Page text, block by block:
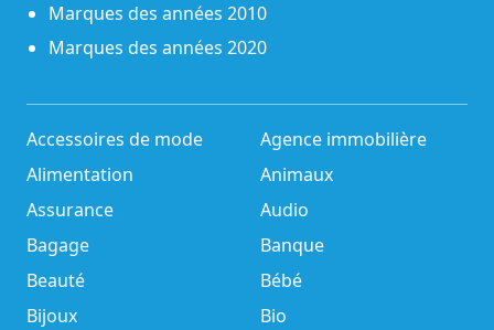
Marques des années 2010
Marques des années 2020
Accessoires de mode
Agence immobilière
Alimentation
Animaux
Assurance
Audio
Bagage
Banque
Beauté
Bébé
Bijoux
Bio